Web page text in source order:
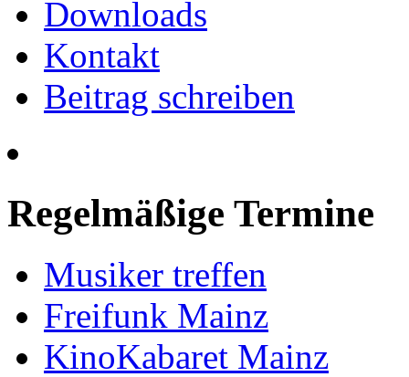
Downloads
Kontakt
Beitrag schreiben
Regelmäßige Termine
Musiker treffen
Freifunk Mainz
KinoKabaret Mainz